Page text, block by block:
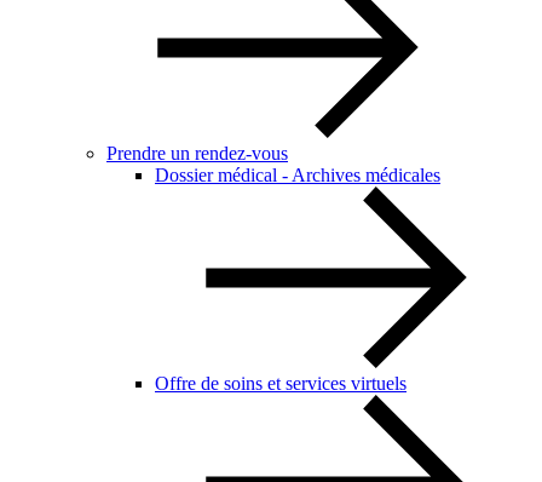
Prendre un rendez-vous
Dossier médical - Archives médicales
Offre de soins et services virtuels